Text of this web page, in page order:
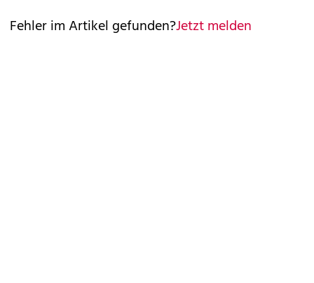
Fehler im Artikel gefunden?Jetzt melden